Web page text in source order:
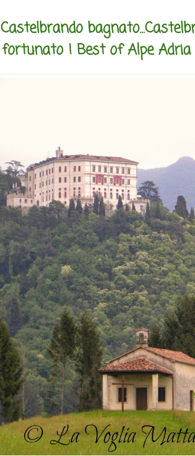
Castelbrando
fortunato ! Best of Alpe Adria